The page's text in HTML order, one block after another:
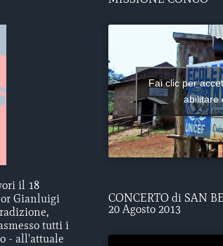
il 18
Gianluigi
tutti i
- all'attuale
Fai clic per
abilitare
CONCERTO di SAN
20 Agosto 2013